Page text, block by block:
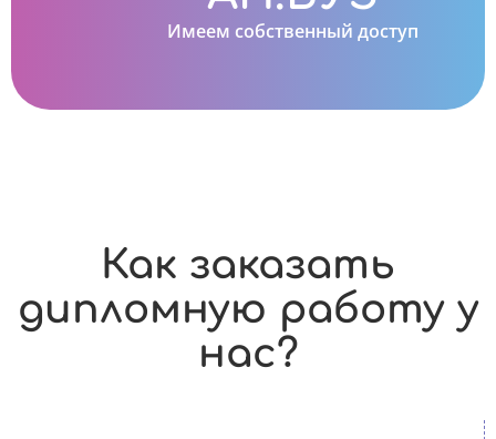
Имеем собственный доступ
Как заказать
дипломную работу у
нас?